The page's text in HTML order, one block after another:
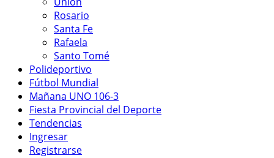
Rosario
Santa Fe
Rafaela
Santo Tomé
Polideportivo
Fútbol Mundial
Mañana UNO 106-3
Fiesta Provincial del Deporte
Tendencias
Ingresar
Registrarse